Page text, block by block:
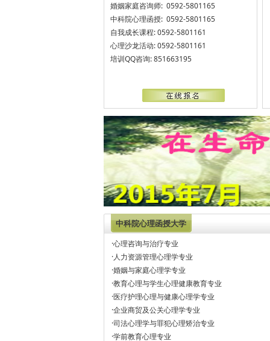
婚姻家庭咨询师: 0592-5801165
中科院心理函授: 0592-5801165
自我成长课程: 0592-5801161
心理沙龙活动: 0592-5801161
培训QQ咨询: 851663195
中科院心理函授大学
·心理咨询与治疗专业
·人力资源管理心理学专业
·婚姻与家庭心理学专业
·教育心理与学生心理健康教育专业
·医疗护理心理与健康心理学专业
·企业商贸及公关心理学专业
·司法心理学与罪犯心理矫治专业
·学前教育心理专业